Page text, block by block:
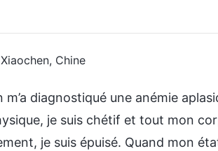
Chine
diagnostiqué une anémie
je suis chétif et tout mon
je suis épuisé. Quand mon